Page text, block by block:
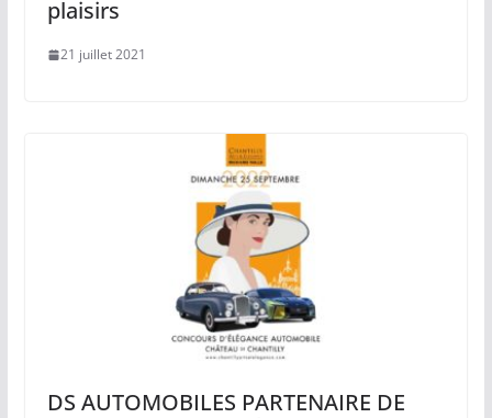
plaisirs
21 juillet 2021
DS AUTOMOBILES PARTENAIRE DE